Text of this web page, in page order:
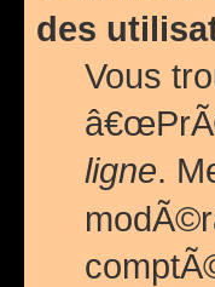
des
Vous
ligne.